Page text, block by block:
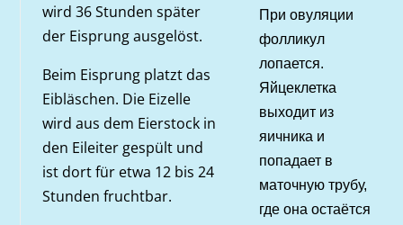
wird 36 Stunden später
der Eisprung ausgelöst.
Beim Eisprung platzt das
Eibläschen. Die Eizelle
wird aus dem Eierstock in
den Eileiter gespült und
ist dort für etwa 12 bis 24
Stunden fruchtbar.
При овуляции
фолликул
лопается.
Яйцеклетка
выходит из
яичника и
попадает в
маточную трубу,
где она остаётся